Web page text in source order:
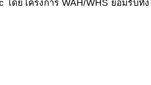
โดยโครงการ WAH/WHS ยอมรับทั้ง